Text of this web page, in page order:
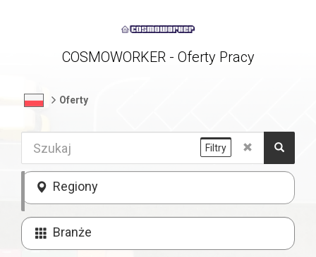
COSMOWORKER - Oferty Pracy
Oferty
Regiony
Branże
Filtry